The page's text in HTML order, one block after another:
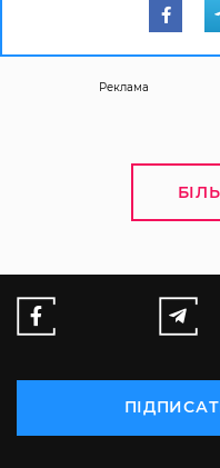
Реклама